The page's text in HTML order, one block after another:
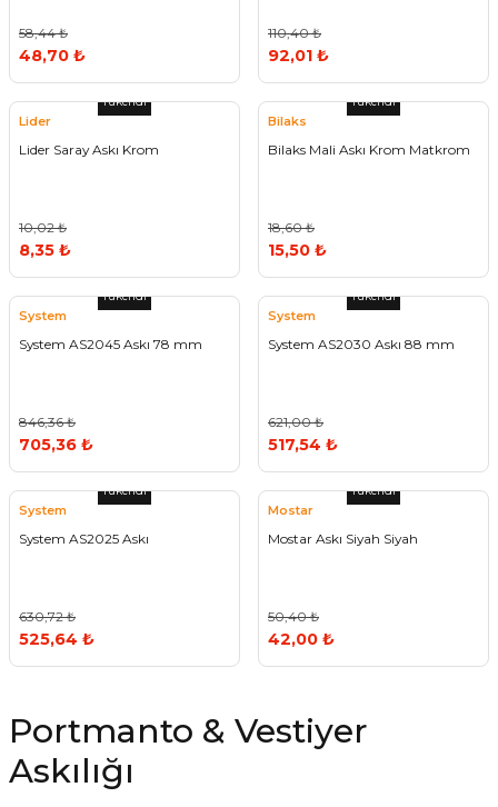
58,44 ₺
48,70 ₺
110,40 ₺
92,01 ₺
Tükendi
Lider
Lider Saray Askı Krom
10,02 ₺
8,35 ₺
Tükendi
Bilaks
Bilaks Mali Askı Krom Matkrom
18,60 ₺
15,50 ₺
Tükendi
System
System AS2045 Askı 78 mm
846,36 ₺
705,36 ₺
Tükendi
System
System AS2030 Askı 88 mm
621,00 ₺
517,54 ₺
Tükendi
System
System AS2025 Askı
630,72 ₺
525,64 ₺
Tükendi
Mostar
Mostar Askı Siyah Siyah
50,40 ₺
42,00 ₺
Portmanto & Vestiyer
Askılığı